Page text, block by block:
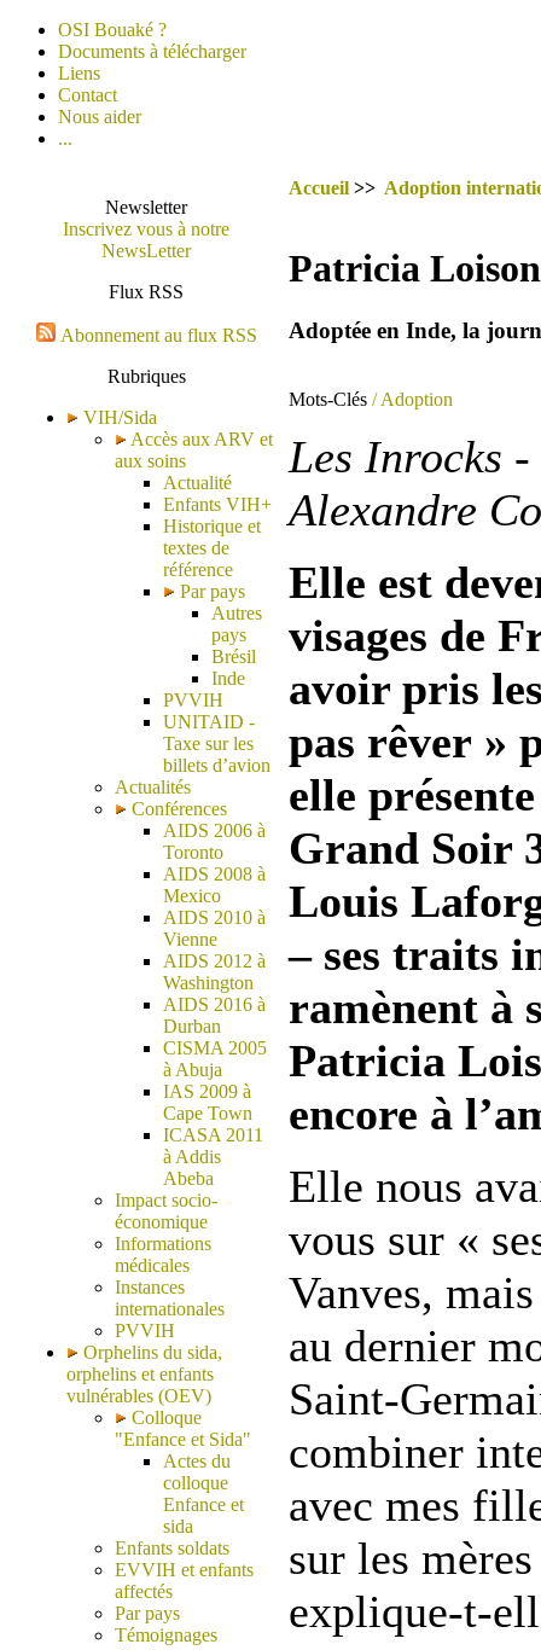
OSI Bouaké ?
Documents à télécharger
Liens
Contact
Nous aider
...
Newsletter
Inscrivez vous à notre
NewsLetter
Flux RSS
Abonnement au flux RSS
Rubriques
VIH/Sida
Accès aux ARV et
aux soins
Actualité
Enfants VIH+
Historique et
textes de
référence
Par pays
Autres
pays
Brésil
Inde
PVVIH
UNITAID -
Taxe sur les
billets d’avion
Actualités
Conférences
AIDS 2006 à
Toronto
AIDS 2008 à
Mexico
AIDS 2010 à
Vienne
AIDS 2012 à
Washington
AIDS 2016 à
Durban
CISMA 2005
à Abuja
IAS 2009 à
Cape Town
ICASA 2011
à Addis
Abeba
Impact socio-
économique
Informations
médicales
Instances
internationales
PVVIH
Orphelins du sida,
orphelins et enfants
vulnérables (OEV)
Colloque
"Enfance et Sida"
Actes du
colloque
Enfance et
sida
Enfants soldats
EVVIH et enfants
affectés
Par pays
Témoignages
Accueil >> Adoption
Patricia
Adoptée en Inde, la
Mots-Clés / Adoption
Les Inrocks
Alexandre
Elle est
visages de
avoir pris
pas rêver »
elle
Grand Soir
Louis
– ses traits
ramènent à
Patricia
encore à
Elle nous
vous sur «
Vanves,
au dernier
Saint-
combiner
avec mes
sur les
explique-t-